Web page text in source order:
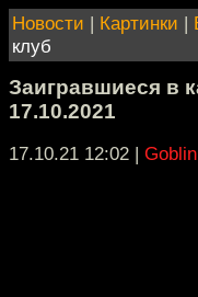
Новости | Картинки |
клуб
Заигравшиеся в
17.10.2021
17.10.21 12:02 | Goblin